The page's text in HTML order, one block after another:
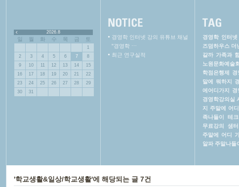
2026.8
일 월 화 수 목 금 토
1
2
3 4 5 6 7
8
9
10 11 12 13 14
15
16
17 18 19 20 21
22
23
24 25 26 27 28
29
30
31
경영학 인터넷 강의 유튜브 채널
"경영학 ⋯
최근 연구실적
경영학 인터넷
즈덤하우스 더
갈까 가족과
노원문화예술
학점은행제
말에 뭐하지
에어디가지
경
경영학강의실
지
주말에 어
족나들이
테
무료강의
샘터
주말에 어디 가
알파 주말나들
'학교생활&일상/학교생활'에 해당되는 글 7건